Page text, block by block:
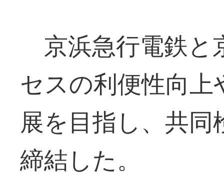
京浜急行電鉄と
セスの利便性向
展を目指し、共
締結した。